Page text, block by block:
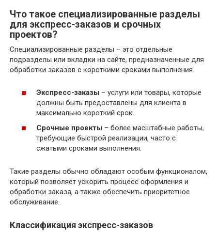
Что такое специализированные разделы
для экспресс-заказов и срочных
проектов?
Специализированные разделы – это отдельные
подразделы или вкладки на сайте, предназначенные для
обработки заказов с короткими сроками выполнения.
Экспресс-заказы – услуги или товары, которые
должны быть предоставлены для клиента в
максимально короткий срок.
Срочные проекты – более масштабные работы,
требующие быстрой реализации, часто с
сжатыми сроками выполнения.
Такие разделы обычно обладают особым функционалом,
который позволяет ускорить процесс оформления и
обработки заказа, а также обеспечить приоритетное
обслуживание.
Классификация экспресс-заказов